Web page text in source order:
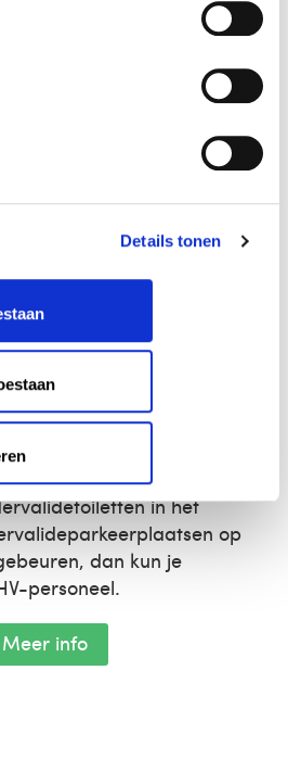
Details tonen
is goed toegankelijk met
of buggy. Je kunt
de gratis garderobe en
in het
op
dan kun je
personeel.
Meer info